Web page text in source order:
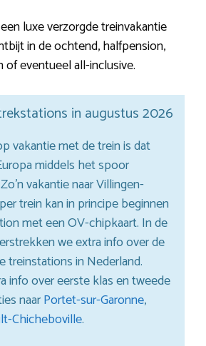
luxe verzorgde treinvakantie
in de ochtend, halfpension,
of eventueel all-inclusive.
in augustus 2026
vakantie met de trein is dat
middels het spoor
vakantie naar Villingen-
trein kan in principe beginnen
met een OV-chipkaart. In de
we extra info over de
treinstations in Nederland.
info over eerste klas en tweede
naarPortet-sur-Garonne,
Chicheboville.